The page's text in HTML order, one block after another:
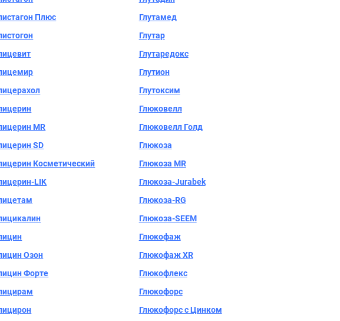
Плюс
MR
SD
Косметический
LIK
Озон
Форте
Глутамед
Глутар
Глутаредокс
Глутион
Глутоксим
Глюковелл
Глюковелл Голд
Глюкоза
Глюкоза MR
Глюкоза-Jurabek
Глюкоза-RG
Глюкоза-SEEM
Глюкофаж
Глюкофаж XR
Глюкофлекс
Глюкофорс
Глюкофорс с Цинком